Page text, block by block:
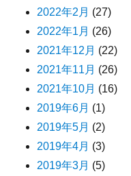
2022年2月 (27)
2022年1月 (26)
2021年12月 (22)
2021年11月 (26)
2021年10月 (16)
2019年6月 (1)
2019年5月 (2)
2019年4月 (3)
2019年3月 (5)